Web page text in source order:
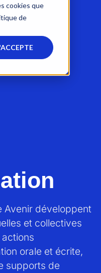
cookies que
de
Avenir développent
et collectives
orale et écrite,
supports de